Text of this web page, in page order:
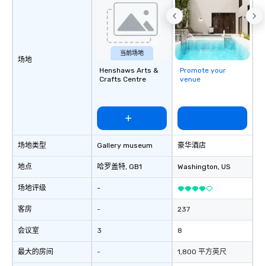
professionals for our global reach,
flexibility, and reliable execution.
场地
场地类型
地点
场地评级
客房
会议室
最大的房间
当前场地
Henshaws Arts &
Crafts Centre
Gallery museum
哈罗盖特, GB1
-
-
3
-
Promote your
venue
豪华酒店
Washington, US
237
8
1,800 平方英尺